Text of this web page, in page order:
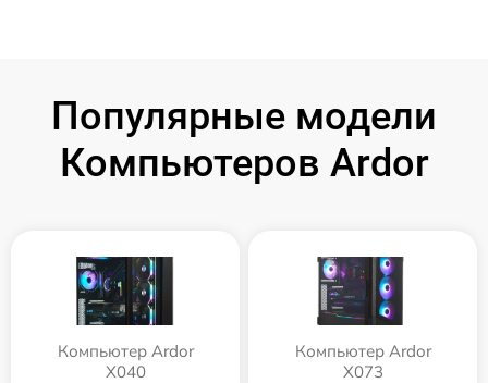
Популярные модели
Компьютеров Ardor
Компьютер Ardor
X040
Компьютер Ardor
X073